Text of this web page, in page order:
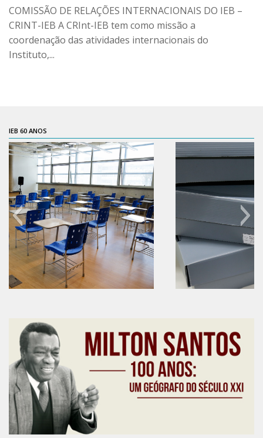
Divisão de Apoio e Divulgação
Transparência
Acervo
Ações e Parcerias
Eventos
6º CIEAMP
Exposições
Manuel Correia de Andrade – o divulgador
científico
Movimentos Estudantis
Biblioteca
Dedalus
Mecila
Red BAALC
Tutoriais
Coleção de Artes Visuais
Sobre
COMISSÃO DE RELAÇÕES INTERNACIONAIS DO IEB –
CRINT-IEB A CRInt-IEB tem como missão a
coordenação das atividades internacionais do
Instituto,...
IEB 60 ANOS